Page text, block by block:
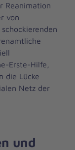
Reanimation
von
Erste-Hilfe,
die Lücke
Netz der
und